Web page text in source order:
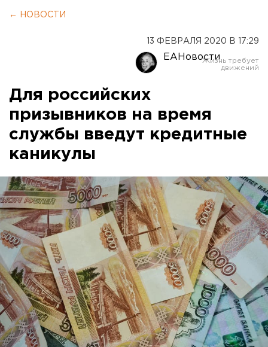
← НОВОСТИ
13 ФЕВРАЛЯ 2020 В 17:29
ЕАНовости
Для российских
призывников на время
службы введут кредитные
каникулы